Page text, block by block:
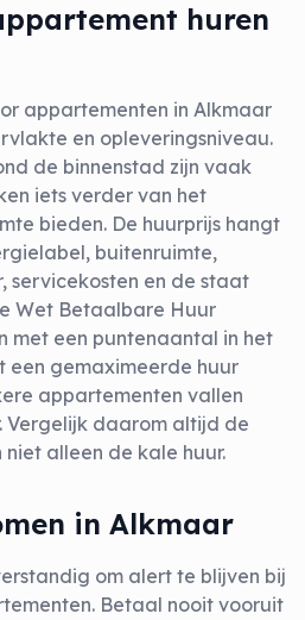
huren
appartementen in Alkmaar
en opleveringsniveau.
de binnenstad zijn vaak
iets verder van het
bieden. De huurprijs hangt
buitenruimte,
servicekosten en de staat
Wet Betaalbare Huur
met een puntenaantal in het
een gemaximeerde huur
appartementen vallen
Vergelijk daarom altijd de
alleen de kale huur.
in Alkmaar
om alert te blijven bij
Betaal nooit vooruit